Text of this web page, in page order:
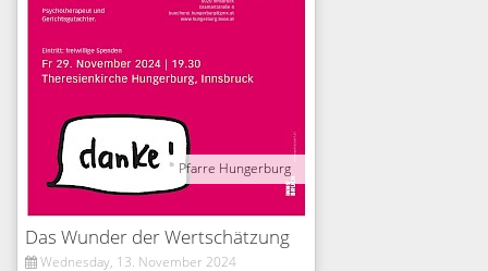
Pfarre Hungerburg
Das Wunder der Wertschätzung
Wednesday, 13. November 2024